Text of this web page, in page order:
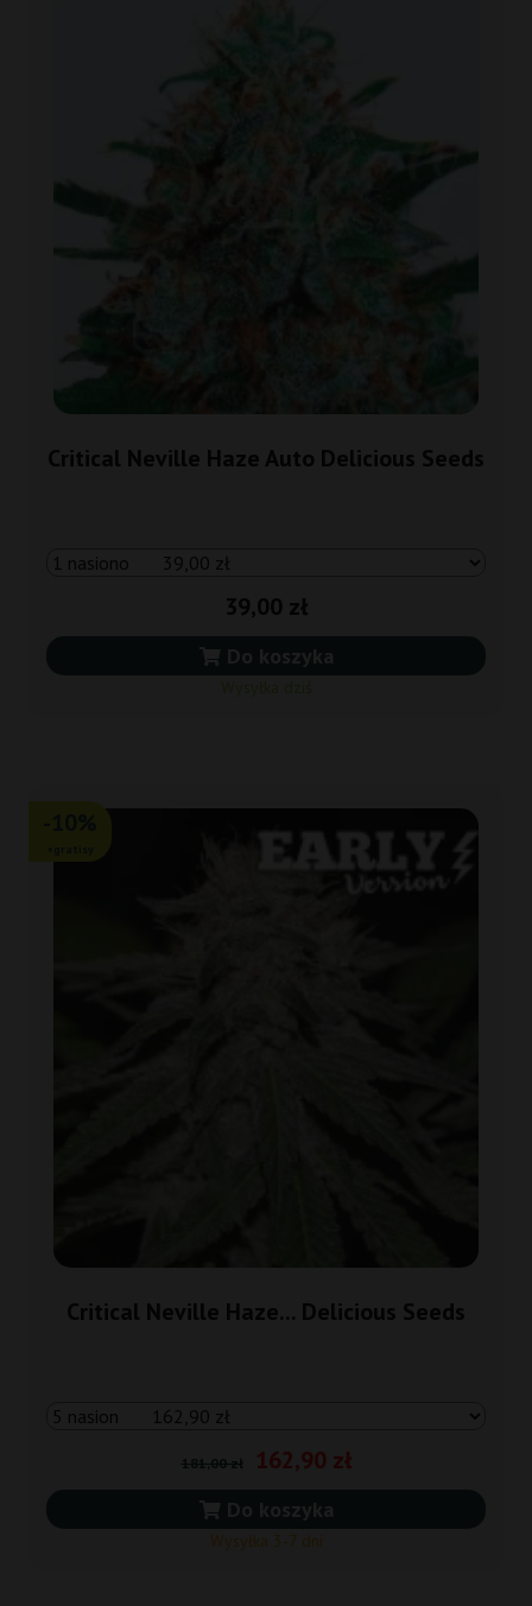
Critical Neville Haze Auto Delicious Seeds
39,00 zł
Do koszyka
Critical Neville Haze... Delicious Seeds
162,90 zł
Do koszyka
Wysyłka 3-7 dni